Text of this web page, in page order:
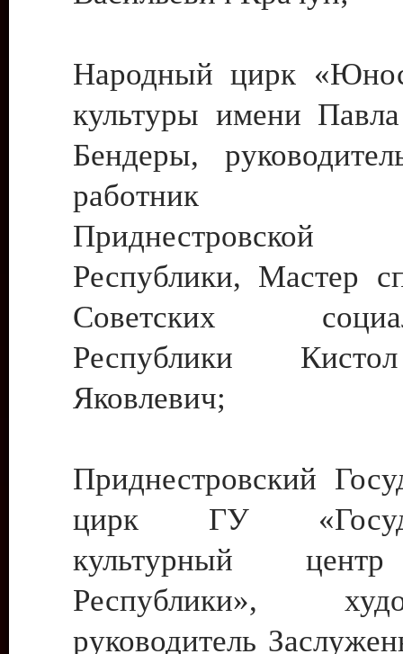
Народный цирк
культуры имени
Бендеры,
работник
Приднестровской
Республики, Мастер
Советских
Республики
Яковлевич;
Приднестровский
цирк ГУ
культурный
Республики»,
руководитель